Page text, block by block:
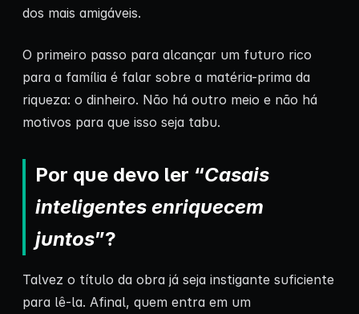
dos mais amigáveis.
O primeiro passo para alcançar um futuro rico
para a família é falar sobre a matéria-prima da
riqueza: o dinheiro. Não há outro meio e não há
motivos para que isso seja tabu.
Por que devo ler “Casais
inteligentes enriquecem
juntos”?
Talvez o título da obra já seja instigante suficiente
para lê-la. Afinal, quem entra em um